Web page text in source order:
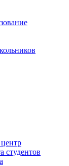
студентов